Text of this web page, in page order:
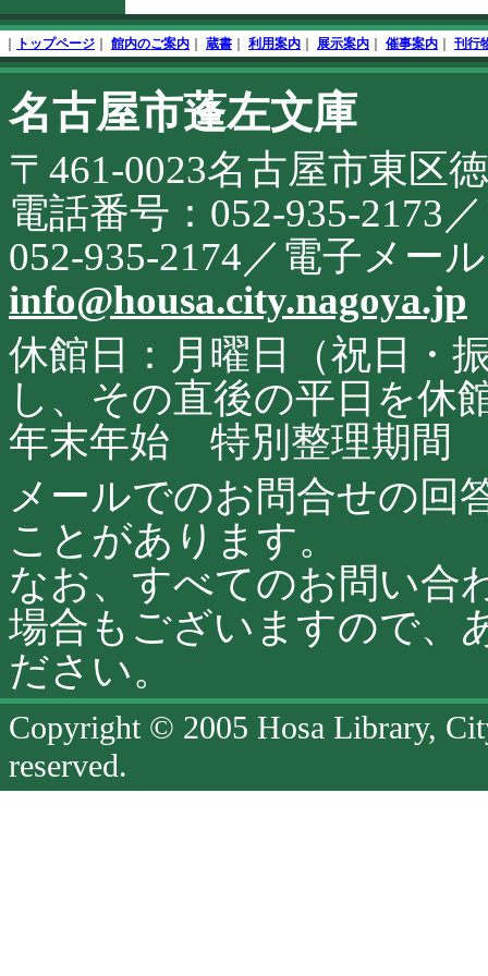
文
終
了
フ
ッ
タ
始
トップページ 館内のご案内 蔵書 利用案内 展示案内 催事案内 刊行
こ
の
サ
イ
ト
に
関
す
る
お
問
合
せ
名古屋市蓬左文庫
〒461-0023名古屋市東区
電話番号：052-935-2173
052-935-2174／電子メー
info@housa.city.nagoya.jp
休館日：月曜日（祝日・
し、その直後の平日を休
年末年始 特別整理期間
メールでのお問合せの回
ことがあります。
なお、すべてのお問い合
場合もございますので、
ださい。
Copyright © 2005 Hosa Library,
reserved.